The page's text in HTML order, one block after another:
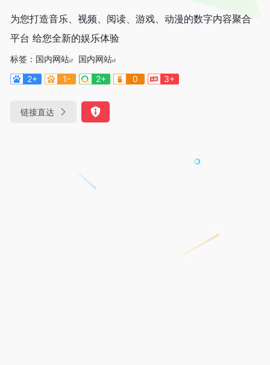
为您打造音乐、视频、阅读、游戏、动漫的数字内容聚合
平台 给您全新的娱乐体验
标签： 国内网站
国内网站
2+
1- 2+ 0 3+
链接直达